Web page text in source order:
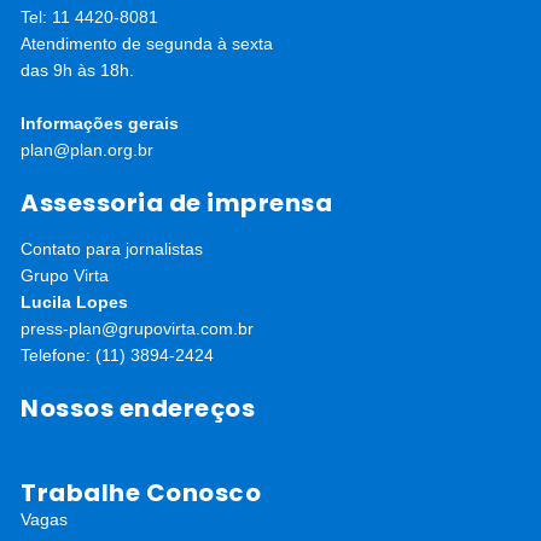
Tel: 11 4420-8081
Atendimento de segunda à sexta
das 9h às 18h.
Informações gerais
plan@plan.org.br
Assessoria de imprensa
Contato para jornalistas
Grupo Virta
Lucila Lopes
press-plan@grupovirta.com.br
Telefone: (11) 3894-2424
Nossos endereços
Trabalhe Conosco
Vagas